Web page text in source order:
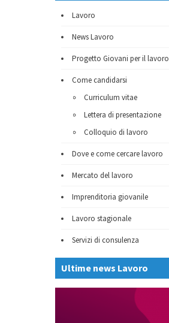
Lavoro
News Lavoro
Progetto Giovani per il lavoro
Come candidarsi
Curriculum vitae
Lettera di presentazione
Colloquio di lavoro
Dove e come cercare lavoro
Mercato del lavoro
Imprenditoria giovanile
Lavoro stagionale
Servizi di consulenza
Ultime news Lavoro